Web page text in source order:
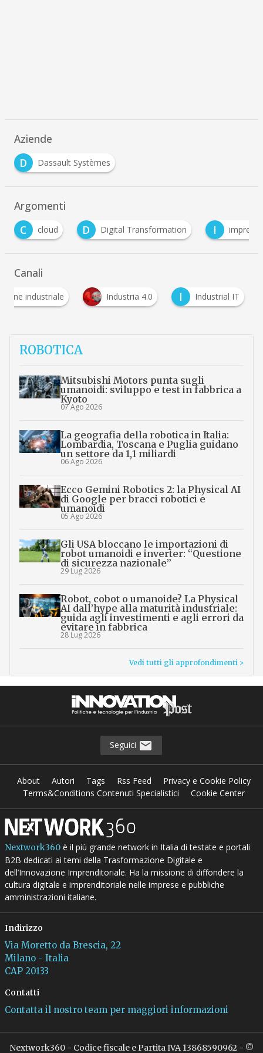
Aziende
D
Dassault Systèmes
Argomenti
cloud D Digital Transformation I impresa 4.0
Canali
industriale Industria 4.0 I Industrial IT
ROBOTICA
Mitsubishi Motors punta sugli
umanoidi: sviluppo e test in fabbrica a
Kyoto
07 Ago 2026
La geografia della robotica in Italia:
Lombardia, Toscana e Puglia guidano
un settore da 1,1 miliardi
06 Ago 2026
Ecco Gemini Robotics 2: la Physical AI
di Google per bracci robotici e
umanoidi
05 Ago 2026
Gli USA bloccano le importazioni di
robot umanoidi e inverter: “Questione
di sicurezza nazionale”
29 Lug 2026
Robot, cobot o umanoide? La Physical
AI dall’hype alla maturità industriale:
guida agli investimenti e agli errori da
evitare in fabbrica
28 Lug 2026
Vedi tutti gli approfondimenti >
Seguici
About Autori Tags Rss Feed
Privacy e Cookie Policy
Terms&Conditions Contenuti Specialistici
Cookie Center
Nextwork360è il più grande network in Italia di testate e portali
B2B dedicati ai temi della Trasformazione Digitale e
dell’Innovazione Imprenditoriale. Ha la missione di diffondere la
cultura digitale e imprenditoriale nelle imprese e pubbliche
amministrazioni italiane.
Indirizzo
Via Moretto da Brescia, 22
Milano - Italia
CAP 20133
Contatti
Contatta il nostro team per maggiori informazioni
Nextwork360 - Codice fiscale e Partita IVA 13868590962 - ©